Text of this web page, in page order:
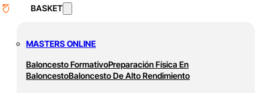
BASKET
MASTERS ONLINE
Baloncesto FormativoPreparación Física En
BaloncestoBaloncesto De Alto Rendimiento